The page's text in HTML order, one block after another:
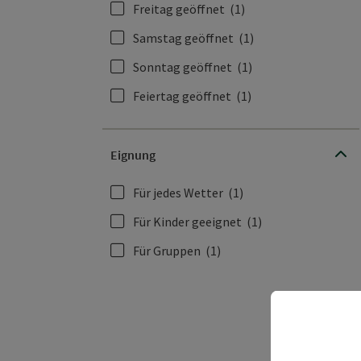
Freitag geöffnet (1)
Samstag geöffnet (1)
Sonntag geöffnet (1)
Feiertag geöffnet (1)
Eignung
Für jedes Wetter (1)
Für Kinder geeignet (1)
Für Gruppen (1)